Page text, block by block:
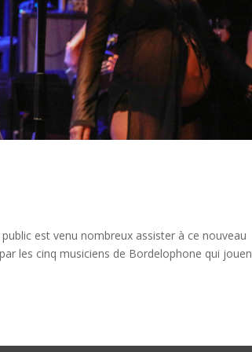
est venu nombreux assister à ce nouveau
les cinq musiciens de Bordelophone qui